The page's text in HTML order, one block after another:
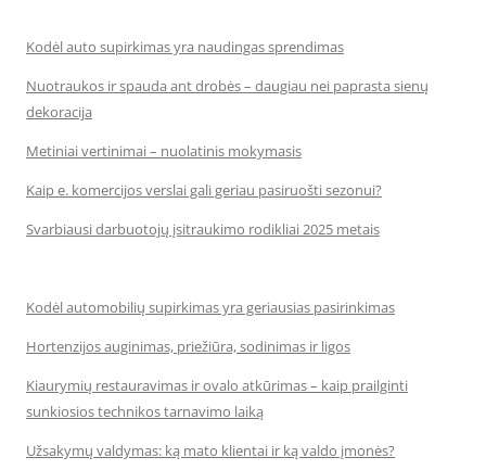
Kodėl auto supirkimas yra naudingas sprendimas
Nuotraukos ir spauda ant drobės – daugiau nei paprasta sienų
dekoracija
Metiniai vertinimai – nuolatinis mokymasis
Kaip e. komercijos verslai gali geriau pasiruošti sezonui?
Svarbiausi darbuotojų įsitraukimo rodikliai 2025 metais
Kodėl automobilių supirkimas yra geriausias pasirinkimas
Hortenzijos auginimas, priežiūra, sodinimas ir ligos
Kiaurymių restauravimas ir ovalo atkūrimas – kaip prailginti
sunkiosios technikos tarnavimo laiką
Užsakymų valdymas: ką mato klientai ir ką valdo įmonės?